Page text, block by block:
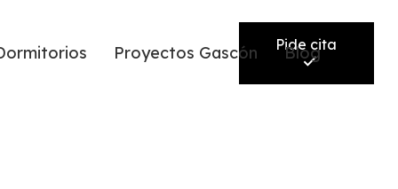
Proyectos Gascón Blog
Pide cita